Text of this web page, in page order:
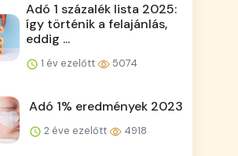
Adó 1 százalék lista 2025:
így történik a felajánlás,
eddig ...
1 év ezelőtt 5074
Adó 1% eredmények 2023
2 éve ezelőtt 4918